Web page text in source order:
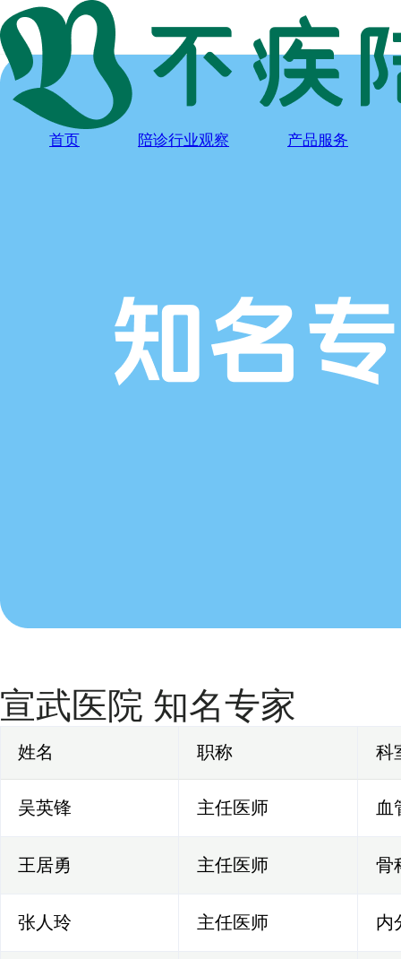
首页 陪诊行业观察 产品服务
宣武医院 知名专家
姓名 职称 科
吴英锋 主任医师 血
王居勇 主任医师 骨
张人玲 主任医师 内